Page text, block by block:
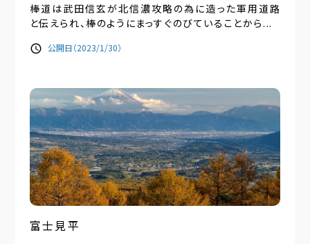
棒道は武田信玄が北信濃攻略の為に造った軍用道路
と伝えられ、棒のようにまっすぐのびていることから...
公開日（2023/1/30）
富士見平